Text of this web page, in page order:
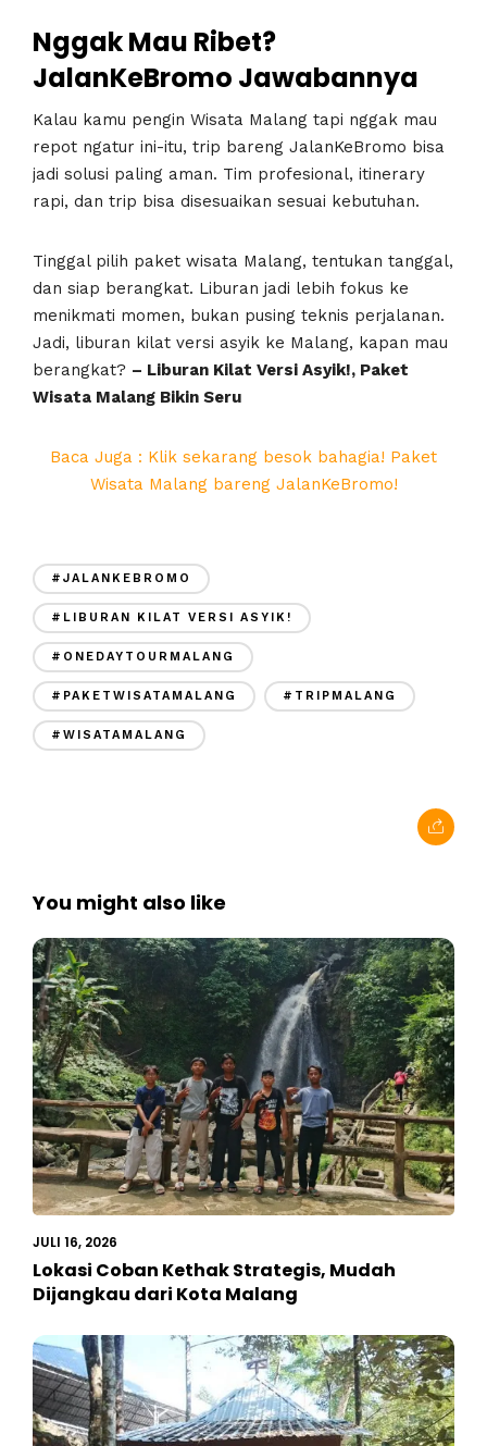
Nggak Mau Ribet?
JalanKeBromo Jawabannya
Kalau kamu pengin Wisata Malang tapi nggak mau
repot ngatur ini-itu, trip bareng JalanKeBromo bisa
jadi solusi paling aman. Tim profesional, itinerary
rapi, dan trip bisa disesuaikan sesuai kebutuhan.
Tinggal pilih paket wisata Malang, tentukan tanggal,
dan siap berangkat. Liburan jadi lebih fokus ke
menikmati momen, bukan pusing teknis perjalanan.
Jadi, liburan kilat versi asyik ke Malang, kapan mau
berangkat? – Liburan Kilat Versi Asyik!, Paket
Wisata Malang Bikin Seru
Baca Juga : Klik sekarang besok bahagia! Paket
Wisata Malang bareng JalanKeBromo!
#JALANKEBROMO
#LIBURAN KILAT VERSI ASYIK!
#ONEDAYTOURMALANG
#PAKETWISATAMALANG #TRIPMALANG
#WISATAMALANG
You might also like
JULI 16, 2026
Lokasi Coban Kethak Strategis, Mudah
Dijangkau dari Kota Malang